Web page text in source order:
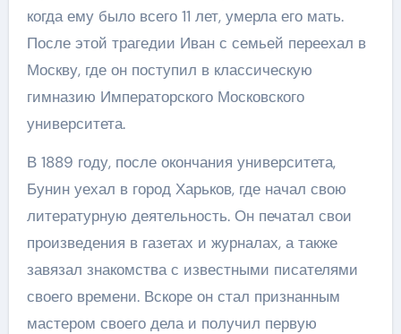
когда ему было всего 11 лет, умерла его мать.
После этой трагедии Иван с семьей переехал в
Москву, где он поступил в классическую
гимназию Императорского Московского
университета.
В 1889 году, после окончания университета,
Бунин уехал в город Харьков, где начал свою
литературную деятельность. Он печатал свои
произведения в газетах и журналах, а также
завязал знакомства с известными писателями
своего времени. Вскоре он стал признанным
мастером своего дела и получил первую